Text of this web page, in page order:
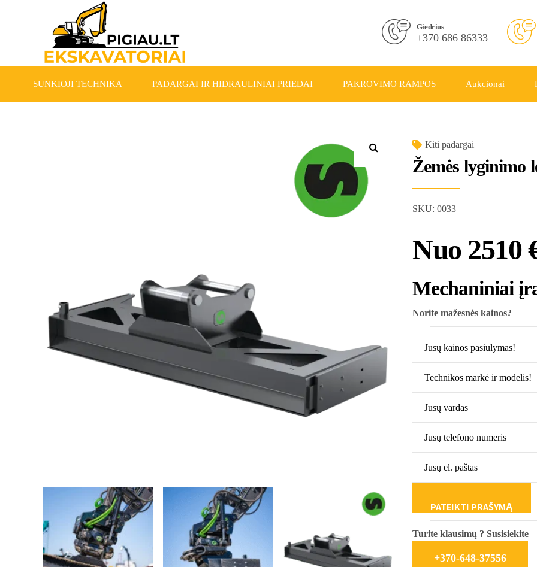
Giedrius
+370 686 86333
SUNKIOJI TECHNIKA PADARGAI IR HIDRAULINIAI PRIEDAI PAKROVIMO RAMPOS Aukcionai
Kiti padargai
Žemės lyginimo
SKU: 0033
Nuo 2510
Mechaniniai
Norite mažesnės kainos?
Turite klausimų ? Susisiekite
+370-648-37556